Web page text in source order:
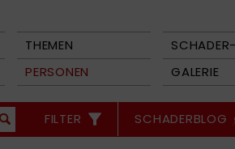
THEMEN
PERSONEN GALERIE
FILTER SCHADERBLOG